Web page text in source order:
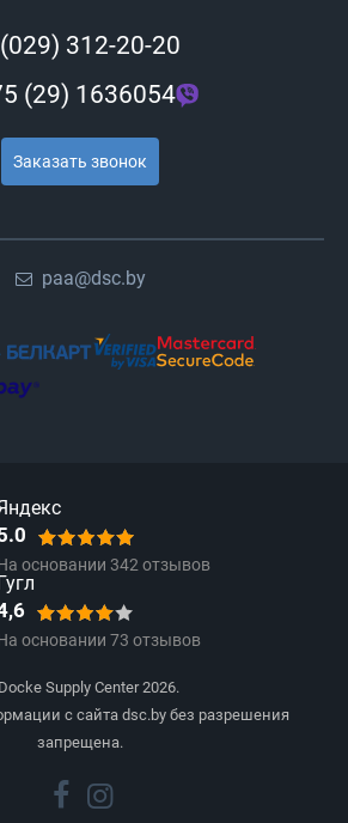
312-20-20
(29) 1636054
Заказать звонок
paa@dsc.by
основании 342отзывов
Гугл
основании 73 отзывов
Supply Center 2026.
с сайта dsc.by без разрешения
запрещена.